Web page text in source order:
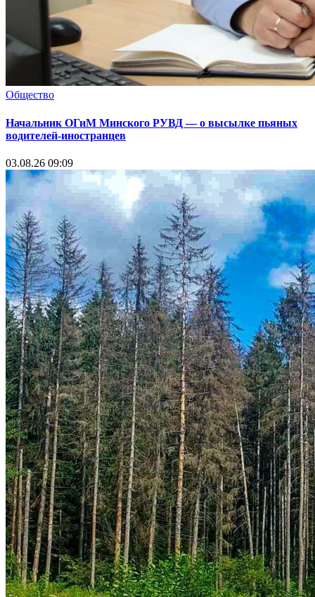
Общество
Начальник ОГиМ Минского РУВД — о высылке пьяных
водителей-иностранцев
03.08.26 09:09